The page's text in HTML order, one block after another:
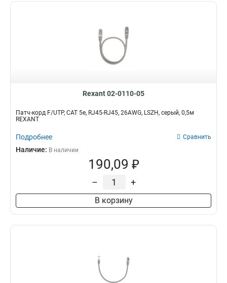
Rexant 02-0110-05
Патч-корд F/UTP, CAT 5e, RJ45-RJ45, 26AWG, LSZH, серый, 0,5м
REXANT
Подробнее Сравнить
Наличие: В наличии
190,09 ₽
– +
В корзину